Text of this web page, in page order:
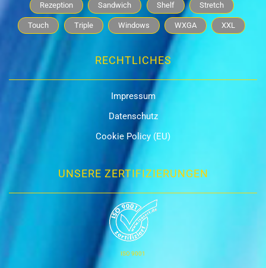
Rezeption Sandwich Shelf Stretch
Touch Triple Windows WXGA XXL
RECHTLICHES
Impressum
Datenschutz
Cookie Policy (EU)
UNSERE ZERTIFIZIERUNGEN
ISO 9001